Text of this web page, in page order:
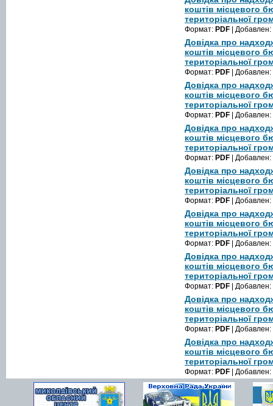
коштів місцевого
територіальної
Формат: PDF | Добавлен:
Довідка про
коштів місцевого
територіальної
Формат: PDF | Добавлен:
Довідка про
коштів місцевого
територіальної
Формат: PDF | Добавлен:
Довідка про
коштів місцевого
територіальної
Формат: PDF | Добавлен:
Довідка про
коштів місцевого
територіальної
Формат: PDF | Добавлен:
Довідка про
коштів місцевого
територіальної
Формат: PDF | Добавлен:
Довідка про
коштів місцевого
територіальної
Формат: PDF | Добавлен:
Довідка про
коштів місцевого
територіальної
Формат: PDF | Добавлен:
Довідка про
коштів місцевого
територіальної
Формат: PDF | Добавлен: